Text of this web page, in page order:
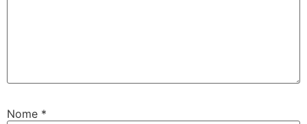
Nome *